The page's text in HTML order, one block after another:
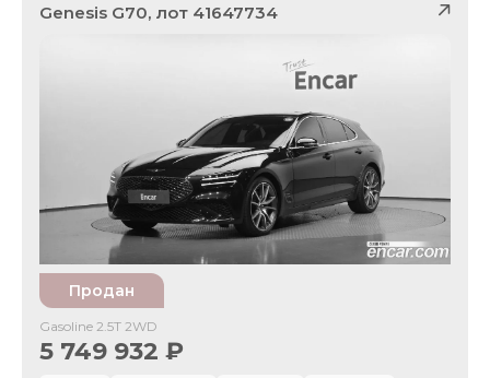
Genesis G70, лот 41647734
Продан
Gasoline 2.5T 2WD
5 749 932 ₽